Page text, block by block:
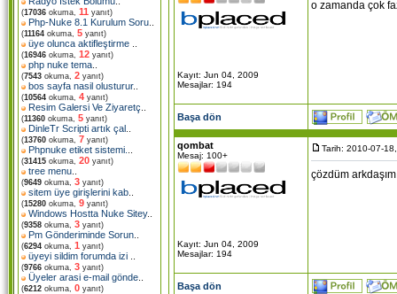
(17036 okuma, 11 yanıt)
Php-Nuke 8.1 Kurulum Soru
(11164 okuma, 5 yanıt)
üye olunca aktifleştirme
(16946 okuma, 12 yanıt)
php nuke tema
(7543 okuma, 2 yanıt)
bos sayfa nasil olusturur..
(10564 okuma, 4 yanıt)
Resim Galersi Ve Ziyaretç
(11360 okuma, 5 yanıt)
DinleTr Scripti artık çal
(13760 okuma, 7 yanıt)
Phpnuke etiket sistemi.
(31415 okuma, 20 yanıt)
tree menu
(9649 okuma, 3 yanıt)
sitem üye girişlerini kab
(15280 okuma, 9 yanıt)
Windows Hostta Nuke Sitey..
(9358 okuma, 3 yanıt)
Pm Gönderiminde Sorun
(6294 okuma, 1 yanıt)
üyeyi sildim forumda izi
(9766 okuma, 3 yanıt)
Üyeler arasi e-mail gönde
(6212 okuma, 0 yanıt)
Kayıt: Jun 04, 2009
Mesajlar: 194
o zamanda çok
Başa dön
qombat
Mesaj: 100+
Kayıt: Jun 04, 2009
Mesajlar: 194
Tarih: 2010-07-
çözdüm
Başa dön